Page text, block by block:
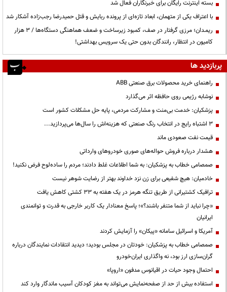
بسته اینترنت رایگان برای خبرنگاران فعال شد
با اعتراف یکی از متهمان، ابعاد تازه‌ای از پرونده ربایش و قتل حمیدرضا رجب‌زاده آشکار شد
ریمـدان؛ مرزی گرفتار در صف، کمبود زیرساخت و ضعف هماهنگی دستگاه‌ها / ۳ هزار
کامیون در انتظار، رانندگان بدون حتی یک سرویس بهداشتی!
پربازدید ها
راهنمای خرید محصولات برق صنعتی ABB
نوشابه رژیمی روی حافظه اثر می‌گذارد
پزشکیان: خدمت بی‌منت و مشارکت مردمی، پایه حل مشکلات کشور است
3 اشتباه رایج در انتخاب رنگ صنعتی که هزینه‌اش را سال‌ها می‌پردازید...
قیمت نفت صعودی ماند
هشدار درباره فروش حواله‌های صوری خودروهای وارداتی
صمصامی خطاب به پزشکیان: به شما اطلاعات غلط دادند؛ مردم را ساده‌لوح فرض نکنید!
خادمیان: هیچ شفیعی برای زن نزد خداوند بهتر از رضایت شوهر نیست
ترافیک کشتیرانی از طریق تنگه هرمز در یک هفته به ۳۳ کشتی کاهش یافت
«چرا نباید از شما متنفر باشند؟»؛ پاسخ معنادار یک کاربر خارجی به قدرت و توانمندی
ایرانیان
آمریکا و اسرائیل سامانه «پیکان» را آزمایش کردند
صمصامی خطاب به پزشکیان: خودتان در مجلس بودید؛ دیدید انتقادات نمایندگان درباره
گران‌سازی ارز بود، نه واگذاری ایران‌خودرو
احتمال وجود حیات در اقیانوس مدفون «اروپا»
استفاده بیش از حد از صفحه‌نمایش می‌تواند به مغز کودکان آسیب ماندگار وارد کند